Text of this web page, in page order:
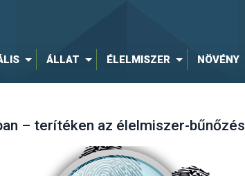
ÁLLAT ÉLELMISZER NÖVÉNY
– terítéken az élelmiszer-bűnőzés